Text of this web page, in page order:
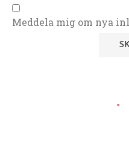
Meddela mig om nya